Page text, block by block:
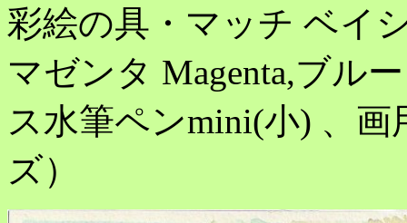
彩絵の具・マッチ ベイ
マゼンタ Magenta,ブル
ス水筆ペンmini(小) 、画
ズ）